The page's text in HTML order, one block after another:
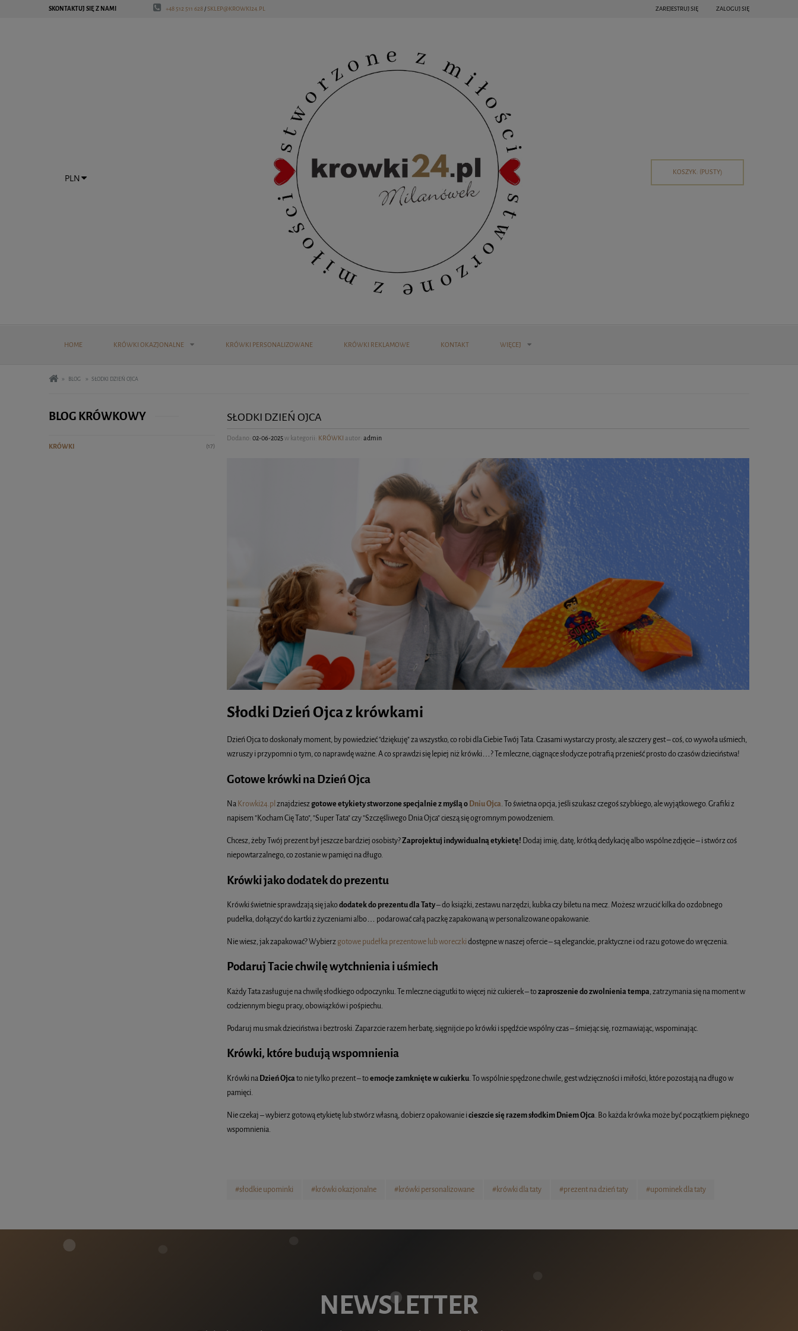
SKONTAKTUJ SIĘ Z NAMI +48 512 511 628/SKLEP@KROWKI24.PL ZAREJESTRUJ SIĘ ZALOGUJ SIĘ
KOSZYK: (PUSTY)
HOME KRÓWKI OKAZJONALNE KRÓWKI PERSONALIZOWANE KRÓWKI REKLAMOWE KONTAKT WIĘCEJ
» BLOG » SŁODKI DZIEŃ OJCA
BLOG KRÓWKOWY
KRÓWKI (17)
SŁODKI DZIEŃ OJCA
Dodano: 02-06-2025w kategorii: KRÓWKI autor: admin
Słodki Dzień Ojca z krówkami
Dzień Ojca to doskonały moment, by powiedzieć "dziękuję" za wszystko, co robi dla Ciebie Twój Tata. Czasami wystarczy prosty, ale szczery gest – coś, co wywoła uśmiech,
wzruszy i przypomni o tym, co naprawdę ważne. A co sprawdzi się lepiej niż krówki…? Te mleczne, ciągnące słodycze potrafią przenieść prosto do czasów dzieciństwa!
Gotowe krówki na Dzień Ojca
NaKrowki24.plznajdzieszgotowe etykiety stworzone specjalnie z myślą oDniu Ojca. To świetna opcja, jeśli szukasz czegoś szybkiego, ale wyjątkowego. Grafiki z
napisem "Kocham Cię Tato", "Super Tata" czy "Szczęśliwego Dnia Ojca" cieszą się ogromnym powodzeniem.
Chcesz, żeby Twój prezent był jeszcze bardziej osobisty?Zaprojektuj indywidualną etykietę! Dodaj imię, datę, krótką dedykację albo wspólne zdjęcie – i stwórz coś
niepowtarzalnego, co zostanie w pamięci na długo.
Krówki jako dodatek do prezentu
Krówki świetnie sprawdzają się jakododatek do prezentu dla Taty– do książki, zestawu narzędzi, kubka czy biletu na mecz. Możesz wrzucić kilka do ozdobnego
pudełka, dołączyć do kartki z życzeniami albo… podarować całą paczkę zapakowaną w personalizowane opakowanie.
Nie wiesz, jak zapakować? Wybierzgotowe pudełka prezentowe lub woreczkidostępne w naszej ofercie – są eleganckie, praktyczne i od razu gotowe do wręczenia.
Podaruj Tacie chwilę wytchnienia i uśmiech
Każdy Tata zasługuje na chwilę słodkiego odpoczynku. Te mleczne ciągutki to więcej niż cukierek – tozaproszenie do zwolnienia tempa, zatrzymania się na moment w
codziennym biegu pracy, obowiązków i pośpiechu.
Podaruj mu smak dzieciństwa i beztroski. Zaparzcie razem herbatę, sięgnijcie po krówki i spędźcie wspólny czas – śmiejąc się, rozmawiając, wspominając.
Krówki, które budują wspomnienia
Krówki naDzień Ojcato nie tylko prezent – toemocje zamknięte w cukierku. To wspólnie spędzone chwile, gest wdzięczności i miłości, które pozostają na długo w
pamięci.
Nie czekaj – wybierz gotową etykietę lub stwórz własną, dobierz opakowanie icieszcie się razem słodkim Dniem Ojca. Bo każda krówka może być początkiem pięknego
wspomnienia.
#słodkie upominki #krówki okazjonalne #krówki personalizowane #krówki dla taty #prezent na dzień taty #upominek dla taty
NEWSLETTER